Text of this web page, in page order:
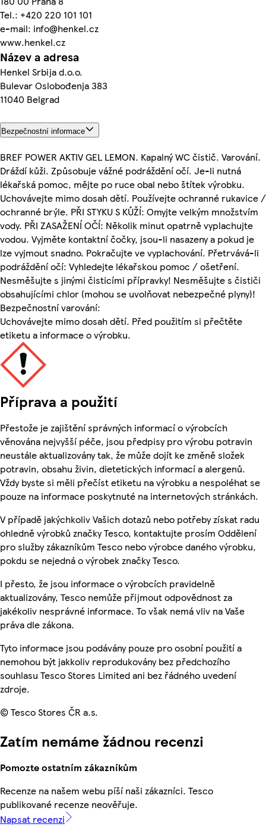
Tel.: +420 220 101 101
e-mail: info@henkel.cz
www.henkel.cz
Název a adresa
Henkel Srbija d.o.o.
Bulevar Oslobođenja 383
11040 Belgrad
Bezpečnostní informace
BREF POWER AKTIV GEL LEMON. Kapalný WC čistič. Varování.
Dráždí kůži. Způsobuje vážné podráždění očí. Je-li nutná
lékařská pomoc, mějte po ruce obal nebo štítek výrobku.
Uchovávejte mimo dosah dětí. Používejte ochranné rukavice /
ochranné brýle. PŘI STYKU S KŮŽÍ: Omyjte velkým množstvím
vody. PŘI ZASAŽENÍ OČÍ: Několik minut opatrně vyplachujte
vodou. Vyjměte kontaktní čočky, jsou-li nasazeny a pokud je
lze vyjmout snadno. Pokračujte ve vyplachování. Přetrvává-li
podráždění očí: Vyhledejte lékařskou pomoc / ošetření.
Nesměšujte s jinými čisticími přípravky! Nesměšujte s čističi
obsahujícími chlor (mohou se uvolňovat nebezpečné plyny)!
Bezpečnostní varování:
Uchovávejte mimo dosah dětí. Před použitím si přečtěte
etiketu a informace o výrobku.
Příprava a použití
Přestože je zajištění správných informací o výrobcích
věnována nejvyšší péče, jsou předpisy pro výrobu potravin
neustále aktualizovány tak, že může dojít ke změně složek
potravin, obsahu živin, dietetických informací a alergenů.
Vždy byste si měli přečíst etiketu na výrobku a nespoléhat se
pouze na informace poskytnuté na internetových stránkách.
V případě jakýchkoliv Vašich dotazů nebo potřeby získat radu
ohledně výrobků značky Tesco, kontaktujte prosím Oddělení
pro služby zákazníkům Tesco nebo výrobce daného výrobku,
pokdu se nejedná o výrobek značky Tesco.
I přesto, že jsou informace o výrobcích pravidelně
aktualizovány, Tesco nemůže přijmout odpovědnost za
jakékoliv nesprávné informace. To však nemá vliv na Vaše
práva dle zákona.
Tyto informace jsou podávány pouze pro osobní použití a
nemohou být jakkoliv reprodukovány bez předchozího
souhlasu Tesco Stores Limited ani bez řádného uvedení
zdroje.
© Tesco Stores ČR a.s.
Zatím nemáme žádnou recenzi
Pomozte ostatním zákazníkům
Recenze na našem webu píší naši zákazníci. Tesco
publikované recenze neověřuje.
Napsat recenzi